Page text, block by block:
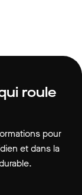
roule
pour
et dans la